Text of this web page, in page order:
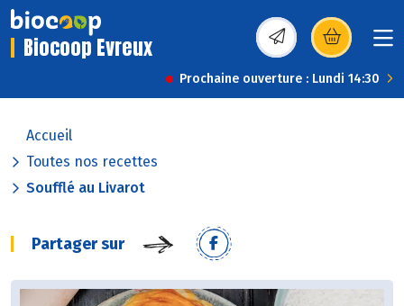
Biocoop Evreux (s’ouvre dans une
Prochaine ouverture : Lundi 14:30
Accueil
Toutes nos recettes
Soufflé au Livarot
Partager sur